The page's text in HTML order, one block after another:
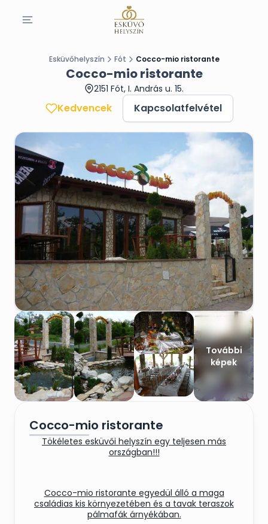
Esküvőhelyszín Fót Cocco-mio ristorante
Cocco-mio ristorante
2151 Fót, I. András u. 15.
Kedvencek Kapcsolatfelvétel
További
képek
Cocco-mio ristorante
Tökéletes esküvői helyszín egy teljesen más
országban!!!
Cocco-mio ristorante egyedül álló a maga
családias kis környezetében és a tavak teraszok
pálmafák árnyékában.